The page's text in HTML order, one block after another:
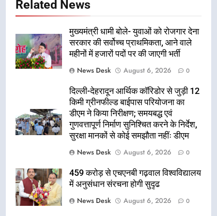
Related News
मुख्यमंत्री धामी बोले- युवाओं को रोजगार देना
सरकार की सर्वोच्च प्राथमिकता, आने वाले
महीनों में हजारों पदों पर की जाएगी भर्ती
News Desk
August 6, 2026 0
दिल्ली-देहरादून आर्थिक कॉरिडोर से जुड़ी 12
किमी ग्रीनफील्ड बाईपास परियोजना का
डीएम ने किया निरीक्षण; समयबद्ध एवं
गुणवत्तापूर्ण निर्माण सुनिश्चित करने के निर्देश,
सुरक्षा मानकों से कोई समझौता नहींः डीएम
News Desk
August 6, 2026 0
459 करोड़ से एचएनबी गढ़वाल विश्वविद्यालय
में अनुसंधान संरचना होगी सुदृढ
News Desk
August 6, 2026 0